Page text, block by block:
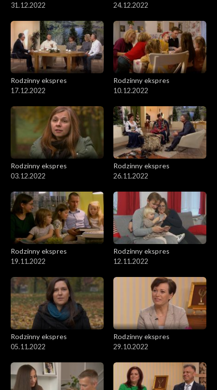
31.12.2022
24.12.2022
Rodzinny ekspres
17.12.2022
Rodzinny ekspres
10.12.2022
Rodzinny ekspres
03.12.2022
Rodzinny ekspres
26.11.2022
Rodzinny ekspres
19.11.2022
Rodzinny ekspres
12.11.2022
Rodzinny ekspres
05.11.2022
Rodzinny ekspres
29.10.2022